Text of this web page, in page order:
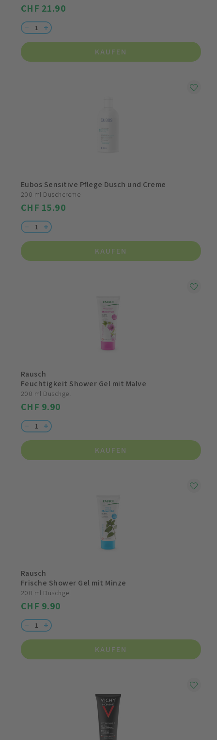
CHF 21.90
KAUFEN
Eubos Sensitive Pflege Dusch und Creme
200 ml Duschcreme
CHF 15.90
KAUFEN
Rausch
Feuchtigkeit Shower Gel mit Malve
200 ml Duschgel
CHF 9.90
KAUFEN
Rausch
Frische Shower Gel mit Minze
200 ml Duschgel
CHF 9.90
KAUFEN